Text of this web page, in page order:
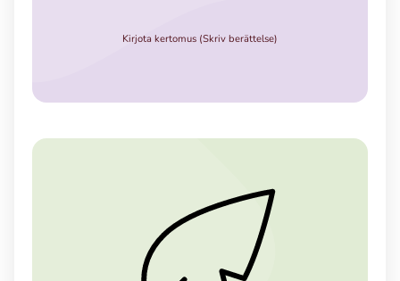
Ubmejesámiengiälla (Umesamiska)
Kaale (Romska)
Resanderomani (Romska)
Kelderash (Romska)
Kirjota kertomus (Skriv berättelse)